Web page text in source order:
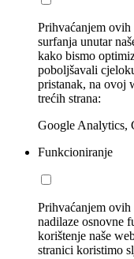
Prihvaćanjem
surfanja unutar
kako bismo
poboljšavali
pristanak, na ovoj
trećih strana:
Google Analytics,
Funkcioniranje
Prihvaćanjem
nadilaze osnovne
korištenje naše
stranici koristimo